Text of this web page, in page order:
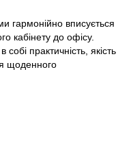
гармонійно вписується
кабінету до офісу.
практичність, якість
щоденного